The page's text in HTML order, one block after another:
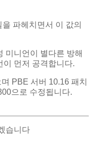
파헤치면서 이 값의
미니언이 별다른 방해
이 먼저 공격합니다.
PBE 서버 10.16 패치
으로 수정됩니다.
습니다